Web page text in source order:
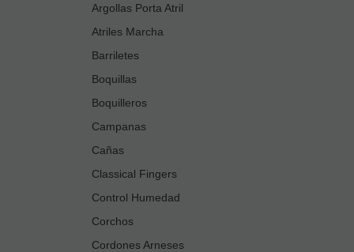
Argollas Porta Atril
Atriles Marcha
Barriletes
Boquillas
Boquilleros
Campanas
Cañas
Classical Fingers
Control Humedad
Corchos
Cordones Arneses